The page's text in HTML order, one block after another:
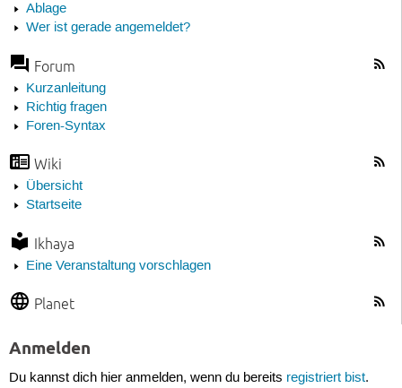
Ablage
Wer ist gerade angemeldet?
Forum
Kurzanleitung
Richtig fragen
Foren-Syntax
Wiki
Übersicht
Startseite
Ikhaya
Eine Veranstaltung vorschlagen
Planet
Anmelden
Du kannst dich hier anmelden, wenn du bereits registriert bist.